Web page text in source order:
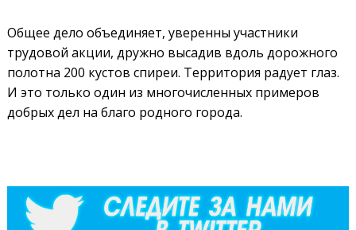
Общее дело объединяет, уверенны участники
трудовой акции, дружно высадив вдоль дорожного
полотна 200 кустов спиреи. Территория радует глаз.
И это только один из многочисленных примеров
добрых дел на благо родного города.